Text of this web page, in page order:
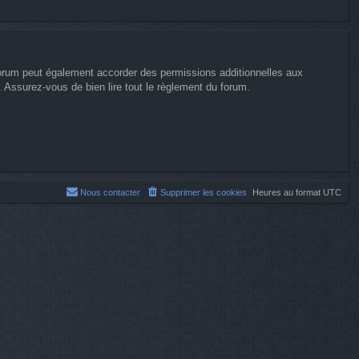
peut également accorder des permissions additionnelles aux
vous de bien lire tout le règlement du forum.
Heures au format UTC
Supprimer les cookies
Nous contacter